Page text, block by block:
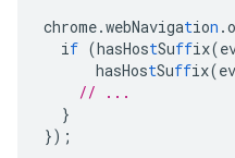
chrome.webNavigation .o
if (hasHostSuff
hasHostSuff
// ...
}
});